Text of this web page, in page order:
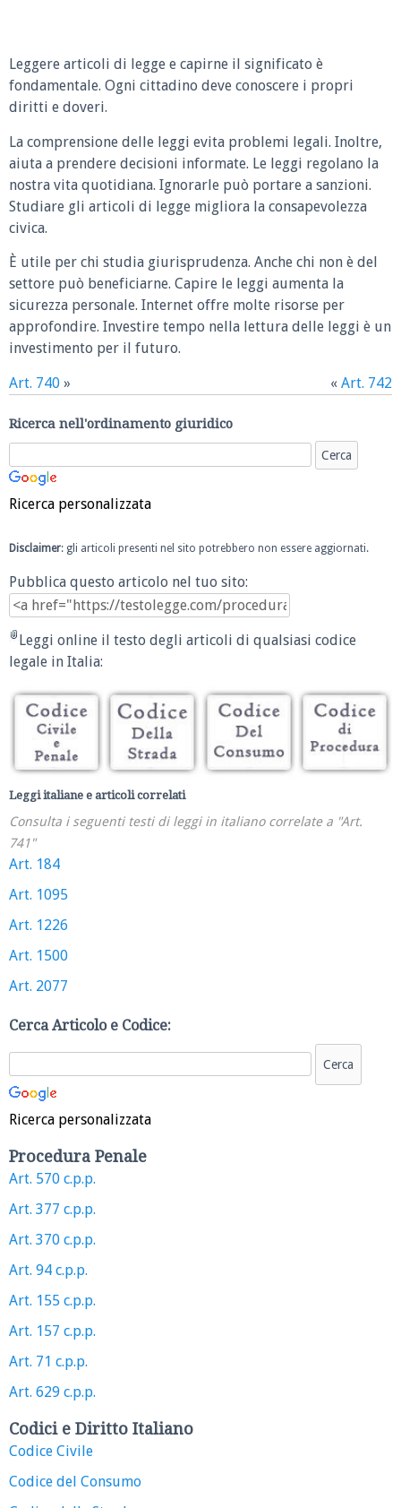
Leggere articoli di legge e capirne il significato è
fondamentale. Ogni cittadino deve conoscere i propri
diritti e doveri.
La comprensione delle leggi evita problemi legali. Inoltre,
aiuta a prendere decisioni informate. Le leggi regolano la
nostra vita quotidiana. Ignorarle può portare a sanzioni.
Studiare gli articoli di legge migliora la consapevolezza
civica.
È utile per chi studia giurisprudenza. Anche chi non è del
settore può beneficiarne. Capire le leggi aumenta la
sicurezza personale. Internet offre molte risorse per
approfondire. Investire tempo nella lettura delle leggi è un
investimento per il futuro.
Art. 740 » « Art. 742
Ricerca nell'ordinamento giuridico
Ricerca personalizzata
Disclaimer: gli articoli presenti nel sito potrebbero non essere aggiornati.
Pubblica questo articolo nel tuo sito:
Leggi online il testo degli articoli di qualsiasi codice
legale in Italia:
Leggi italiane e articoli correlati
Consulta i seguenti testi di leggi in italiano correlate a "Art.
741"
Art. 184
Art. 1095
Art. 1226
Art. 1500
Art. 2077
Cerca Articolo e Codice:
Ricerca personalizzata
Procedura Penale
Art. 570 c.p.p.
Art. 377 c.p.p.
Art. 370 c.p.p.
Art. 94 c.p.p.
Art. 155 c.p.p.
Art. 157 c.p.p.
Art. 71 c.p.p.
Art. 629 c.p.p.
Codici e Diritto Italiano
Codice Civile
Codice del Consumo